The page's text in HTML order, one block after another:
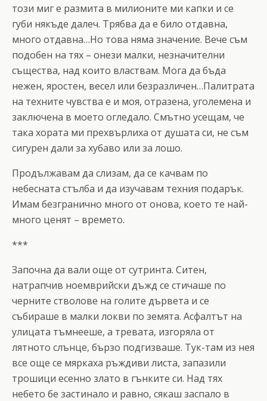
този миг е размита в милионите ми капки и се
губи някъде далеч. Трябва да е било отдавна,
много отдавна…Но това няма значение. Вече съм
подобен на тях – онези малки, незначителни
същества, над които властвам. Мога да бъда
нежен, яростен, весел или безразличен…Палитрата
на техните чувства е и моя, отразена, уголемена и
заключена в моето огледало. Смътно усещам, че
така хората ми прехвърлиха от душата си, не съм
сигурен дали за хубаво или за лошо.
Продължавам да слизам, да се качвам по
небесната стълба и да изучавам техния подарък.
Имам безгранично много от онова, което те най-
много ценят – времетo.
***
Започна да вали още от сутринта. Ситен,
натрапчив ноемврийски дъжд се стичаше по
черните стволове на голите дървета и се
събираше в малки локви по земята. Асфалтът на
улицата тъмнееше, а тревата, изгоряла от
лятното слънце, бързо подгизваше. Тук-там из нея
все още се мяркаха ръждиви листа, запазили
трошици есенно злато в гънките си. Над тях
небето бе застинало и равно, сякаш заспало в